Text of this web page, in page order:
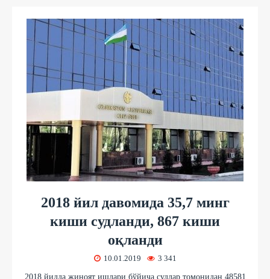
2018 йил давомида 35,7 минг
киши судланди, 867 киши
оқланди
10.01.2019 3 341
2018 йилда жиноят ишлари бўйича судлар томонидан 48581